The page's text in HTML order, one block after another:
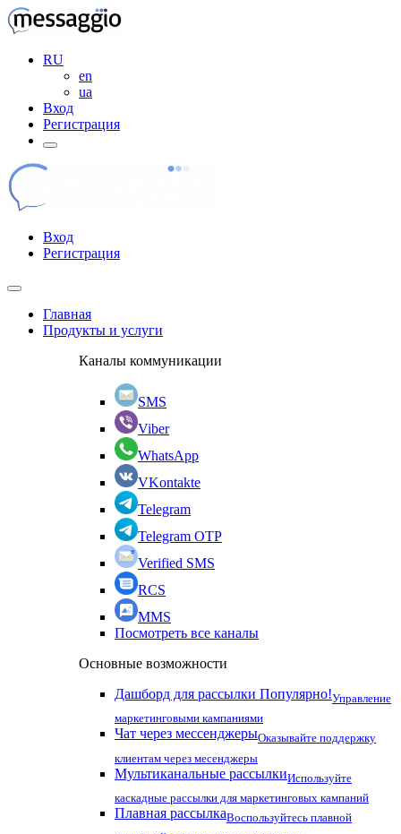
RU
en
ua
Вход
Регистрация
Вход
Регистрация
Главная
Продукты и услуги
Каналы коммуникации
SMS
Viber
WhatsApp
VKontakte
Telegram
Telegram OTP
Verified SMS
RCS
MMS
Посмотреть все каналы
Основные возможности
Дашборд для рассылки Популярно!Управление
маркетинговыми кампаниями
Чат через мессенджерыОказывайте поддержку
клиентам через месенджеры
Мультиканальные рассылкиИспользуйте
каскадные рассылки для маркетинговых кампаний
Плавная рассылкаВоспользуйтесь плавной